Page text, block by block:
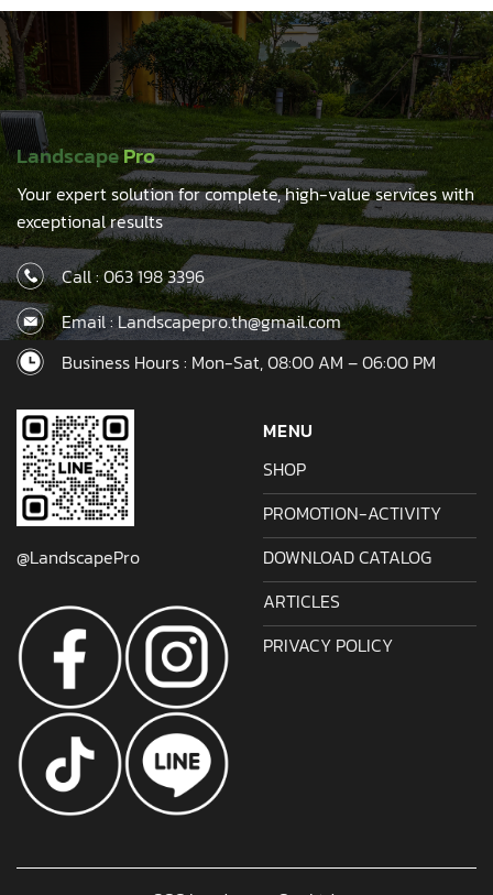
LandscapePro
Your expert solution for complete, high-value services with
exceptional results
Call :063 198 3396
Email : Landscapepro.th@gmail.com
Business Hours : Mon-Sat, 08:00 AM – 06:00 PM
@LandscapePro
MENU
SHOP
PROMOTION-ACTIVITY
DOWNLOAD CATALOG
ARTICLES
PRIVACY POLICY